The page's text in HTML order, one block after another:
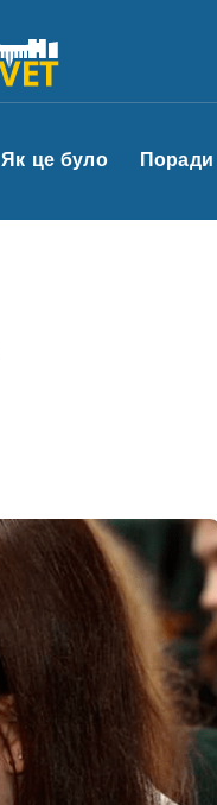
Як це було Поради